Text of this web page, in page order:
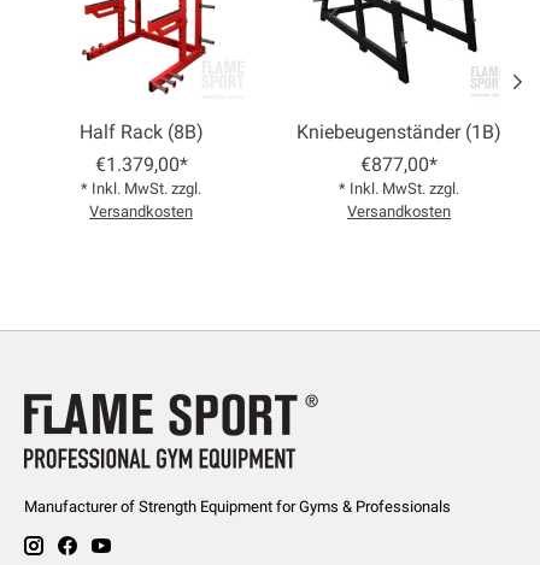
Half Rack (8B)
€1.379,00*
* Inkl. MwSt. zzgl.
Versandkosten
Kniebeugenständer (1B)
€877,00*
* Inkl. MwSt. zzgl.
Versandkosten
Manufacturer of Strength Equipment for Gyms & Professionals